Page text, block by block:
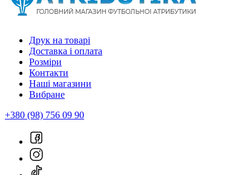
Друк на товарі
Доставка і оплата
Розміри
Контакти
Наші магазини
Вибране
+380 (98) 756 09 90